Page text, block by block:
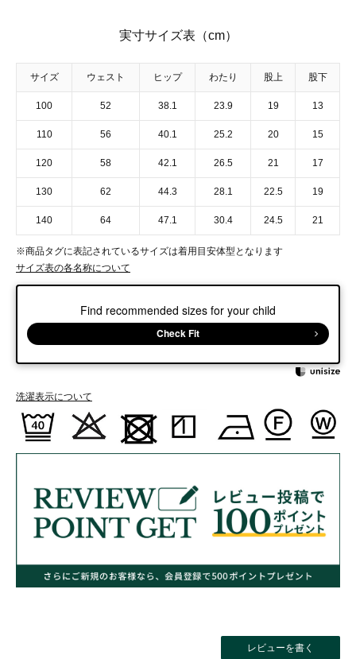
実寸サイズ表（cm）
サイズ ウェスト ヒップ わたり 股上 股下
100 52 38.1 23.9 19 13
110 56 40.1 25.2 20 15
120 58 42.1 26.5 21 17
130 62 44.3 28.1 22.5 19
140 64 47.1 30.4 24.5 21
※商品タグに表記されているサイズは着用目安体型となります
サイズ表の各名称について
Find recommended sizes for your child
Check Fit
洗濯表示について
レビューを書く